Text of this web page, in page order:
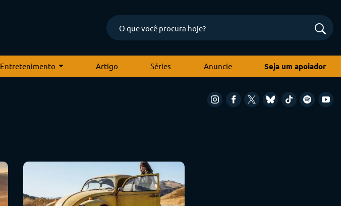
Entretenimento Artigo Séries Anuncie Seja um apoiador